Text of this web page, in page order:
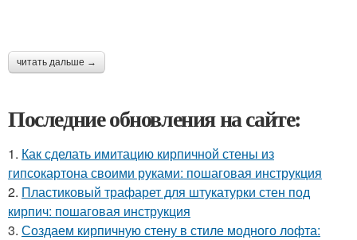
читать дальше →
Последние обновления на сайте:
1. Как сделать имитацию кирпичной стены из
гипсокартона своими руками: пошаговая инструкция
2. Пластиковый трафарет для штукатурки стен под
кирпич: пошаговая инструкция
3. Создаем кирпичную стену в стиле модного лофта: